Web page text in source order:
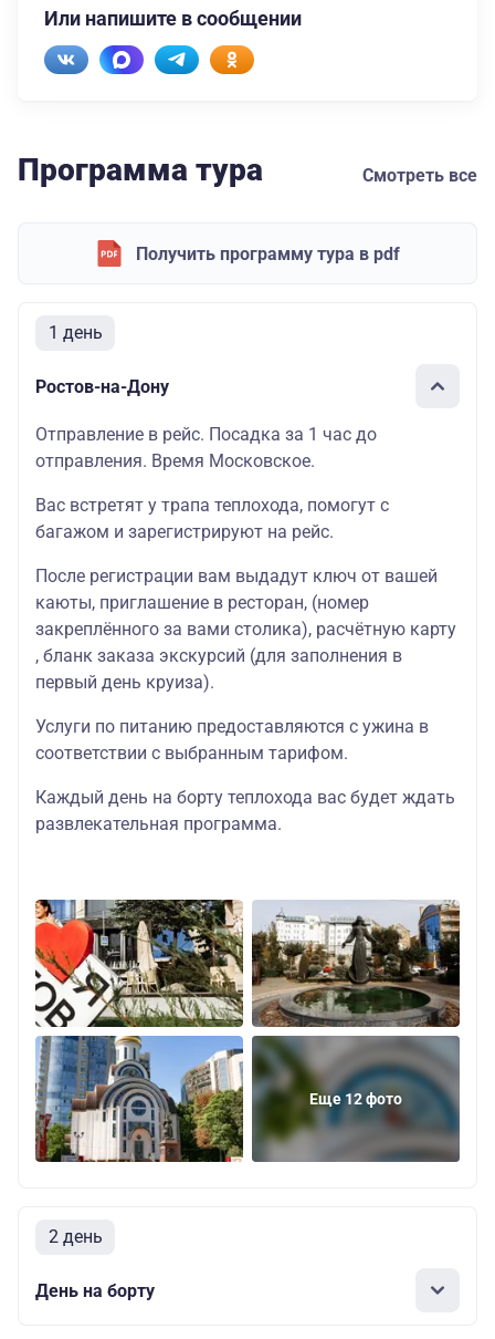
Или напишите в сообщении
Программа тура Смотреть все
Получить программу тура в pdf
1 день
Ростов-на-Дону
Отправление в рейс. Посадка за 1 час до
отправления. Время Московское.
Вас встретят у трапа теплохода, помогут с
багажом и зарегистрируют на рейс.
После регистрации вам выдадут ключ от вашей
каюты, приглашение в ресторан, (номер
закреплённого за вами столика), расчётную карту
, бланк заказа экскурсий (для заполнения в
первый день круиза).
Услуги по питанию предоставляются с ужина в
соответствии с выбранным тарифом.
Каждый день на борту теплохода вас будет ждать
развлекательная программа.
Еще 12 фото
2 день
День на борту